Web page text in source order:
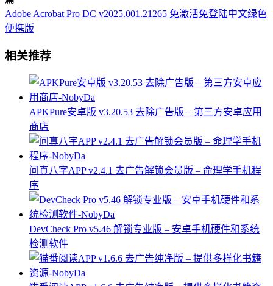
Adobe Acrobat Pro DC v2025.001.21265 免激活免登陆中文绿色
便携版
相关推荐
APKPure安卓版 v3.20.53 去除广告版 – 第三方安卓应用
商店
问真八字APP v2.4.1 去广告解锁会员版 – 命理学手机程
序
DevCheck Pro v5.46 解锁专业版 – 安卓手机硬件和系统
检测软件